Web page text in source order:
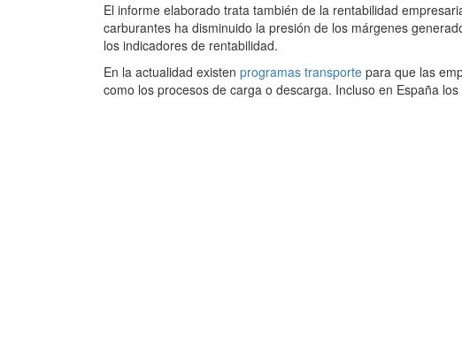
El informe elaborado trata también de la rentabilidad
carburantes ha disminuido la presión de los márgenes
los indicadores de rentabilidad.
En la actualidad existen programas transporte para que las
como los procesos de carga o descarga. Incluso en España